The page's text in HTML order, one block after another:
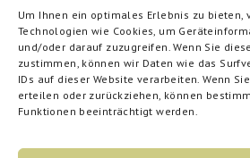
Um Ihnen ein optimales Erlebnis zu bieten,
Technologien wie Cookies, um
und/oder darauf zuzugreifen. Wenn Sie
zustimmen, können wir Daten wie das
IDs auf dieser Website verarbeiten. Wenn
erteilen oder zurückziehen, können
Funktionen beeinträchtigt werden.